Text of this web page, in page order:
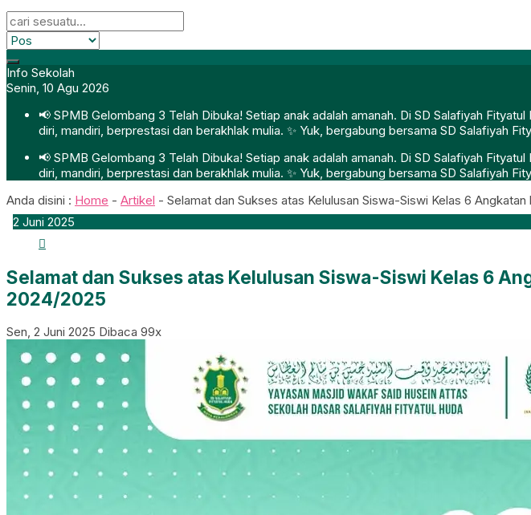
Info Sekolah
Senin, 10 Agu 2026
📢 SPMB Gelombang 3 Telah Dibuka! Setiap anak adalah amanah. Di SD Salafiyah
diri, mandiri, berprestasi dan berakhlak mulia. ✨ Yuk, bergabung bersama SD Salafiyah
📢 SPMB Gelombang 3 Telah Dibuka! Setiap anak adalah amanah. Di SD Salafiyah
diri, mandiri, berprestasi dan berakhlak mulia. ✨ Yuk, bergabung bersama SD Salafiyah
Anda disini : Home - Artikel - Selamat dan Sukses atas Kelulusan Siswa-Siswi Kelas 6
2 Juni 2025
Selamat dan Sukses atas Kelulusan Siswa-Siswi Kelas 6
2024/2025
Sen, 2 Juni 2025 Dibaca 99x